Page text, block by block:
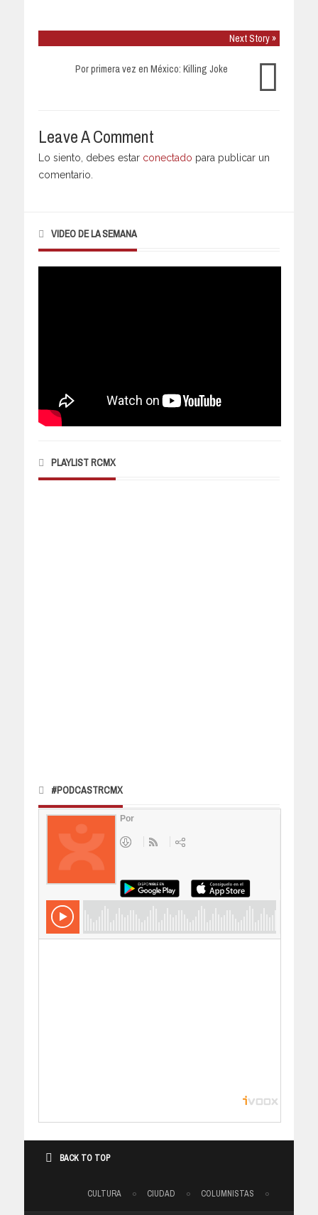
Next Story »
Por primera vez en México: Killing Joke
Leave A Comment
Lo siento, debes estar conectado para publicar un
comentario.
VIDEO DE LA SEMANA
PLAYLIST RCMX
#PODCASTRCMX
BACK TO TOP
CULTURA CIUDAD COLUMNISTAS